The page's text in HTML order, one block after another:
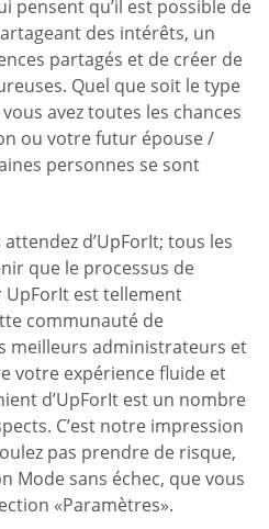
pensent qu’il est possible de
des intérêts, un
partagés et de créer de
Quel que soit le type
avez toutes les chances
ou votre futur épouse /
personnes se sont
d’UpForIt; tous les
que le processus de
est tellement
communauté de
meilleurs administrateurs et
votre expérience fluide et
d’UpForIt est un nombre
C’est notre impression
pas prendre de risque,
Mode sans échec, que vous
«Paramètres».